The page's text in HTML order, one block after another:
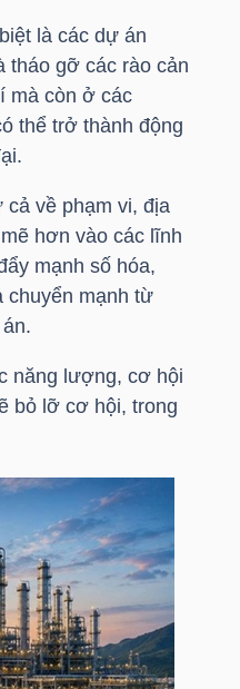
là các dự án
tháo gỡ các rào cản
mà còn ở các
thể trở thành động
về phạm vi, địa
hơn vào các lĩnh
mạnh số hóa,
chuyển mạnh từ
năng lượng, cơ hội
bỏ lỡ cơ hội, trong